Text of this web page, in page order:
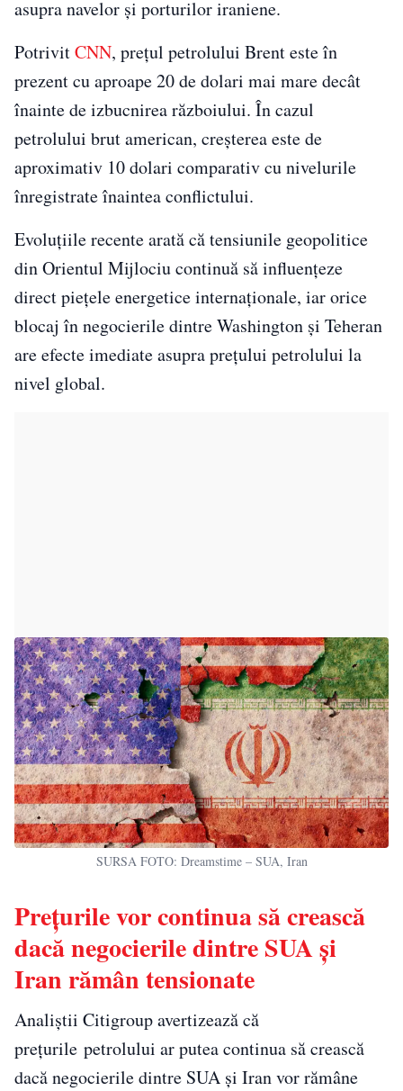
asupra navelor și porturilor iraniene.
PotrivitCNN, prețul petrolului Brent este în
prezent cu aproape 20 de dolari mai mare decât
înainte de izbucnirea războiului. În cazul
petrolului brut american, creșterea este de
aproximativ 10 dolari comparativ cu nivelurile
înregistrate înaintea conflictului.
Evoluțiile recente arată că tensiunile geopolitice
din Orientul Mijlociu continuă să influențeze
direct piețele energetice internaționale, iar orice
blocaj în negocierile dintre Washington și Teheran
are efecte imediate asupra prețului petrolului la
nivel global.
SURSA FOTO: Dreamstime – SUA, Iran
Preţurile vor continua să crească
dacă negocierile dintre SUA şi
Iran rămân tensionate
Analiştii Citigroup avertizează că
prețurile petrolului ar putea continua să crească
dacă negocierile dintre SUA şi Iran vor rămâne